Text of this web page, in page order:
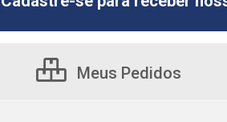
Meus Pedidos